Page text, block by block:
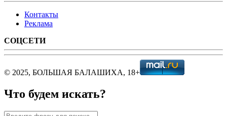
Контакты
Реклама
СОЦСЕТИ
© 2025, БОЛЬШАЯ БАЛАШИХА, 18+
Что будем искать?